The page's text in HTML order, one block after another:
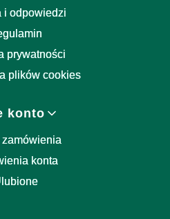
i odpowiedzi
prywatności
plików cookies
konto
konta